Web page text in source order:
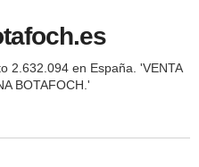
2.632.094 en España. 'VENTA
BOTAFOCH.'